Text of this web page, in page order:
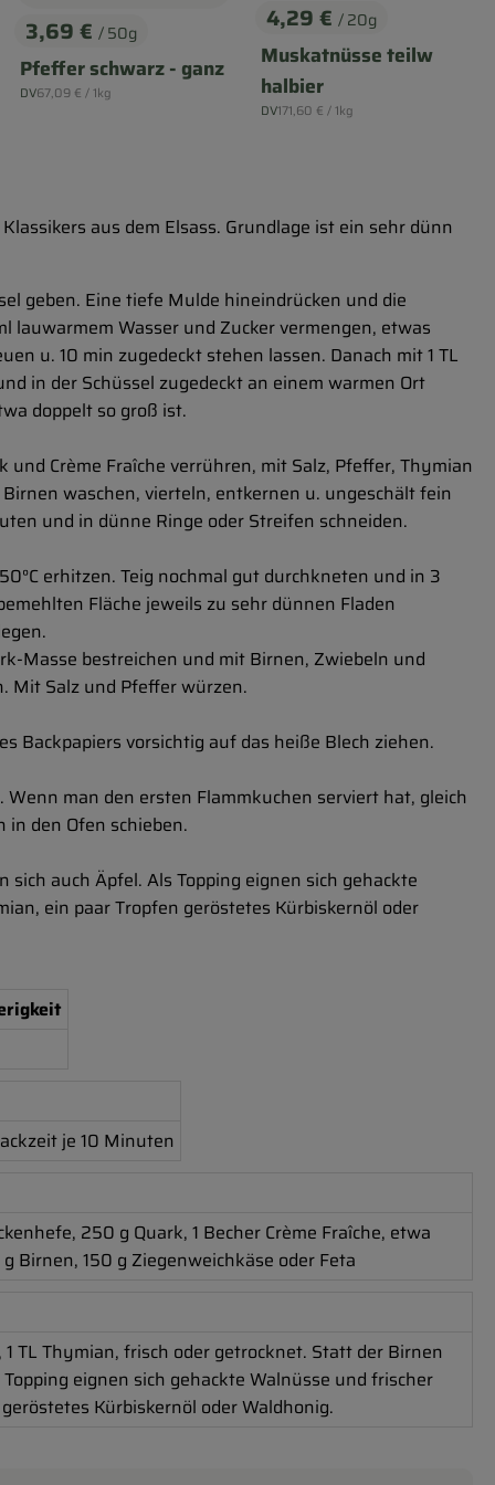
, Preis:
3,69 €/ 50g
Pfeffer schwarz - ganz
, Herkunft:
DV, Referenzpreis:
67,09 €/ 1kg
, Preis:
4,29 € / 20g
Muskatnüsse teilw
halbier
, Herkunft:
DV, Referenzpreis:
171,60 € / 1kg
aus dem Elsass. Grundlage ist ein sehr dünn
geben. Eine tiefe Mulde hineindrücken und die
lauwarmem Wasser und Zucker vermengen, etwas
u. 10 min zugedeckt stehen lassen. Danach mit 1 TL
in der Schüssel zugedeckt an einem warmen Ort
doppelt so groß ist.
und Crème Fraîche verrühren, mit Salz, Pfeffer, Thymian
waschen, vierteln, entkernen u. ungeschält fein
und in dünne Ringe oder Streifen schneiden.
erhitzen. Teig nochmal gut durchkneten und in 3
Fläche jeweils zu sehr dünnen Fladen
Masse bestreichen und mit Birnen, Zwiebeln und
Mit Salz und Pfeffer würzen.
Backpapiers vorsichtig auf das heiße Blech ziehen.
Wenn man den ersten Flammkuchen serviert hat, gleich
in den Ofen schieben.
sich auch Äpfel. Als Topping eignen sich gehackte
ein paar Tropfen geröstetes Kürbiskernöl oder
je 10 Minuten
250 g Quark, 1 Becher Crème Fraîche, etwa
Birnen, 150 g Ziegenweichkäse oder Feta
1 TL Thymian, frisch oder getrocknet. Statt der Birnen
eignen sich gehackte Walnüsse und frischer
Kürbiskernöl oder Waldhonig.